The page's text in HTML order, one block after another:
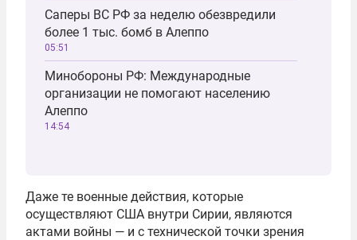
Саперы ВС РФ за неделю обезвредили
более 1 тыс. бомб в Алеппо
05:51
Минобороны РФ: Международные
организации не помогают населению
Алеппо
14:54
Даже те военные действия, которые
осуществляют США внутри Сирии, являются
актами войны — и с технической точки зрения